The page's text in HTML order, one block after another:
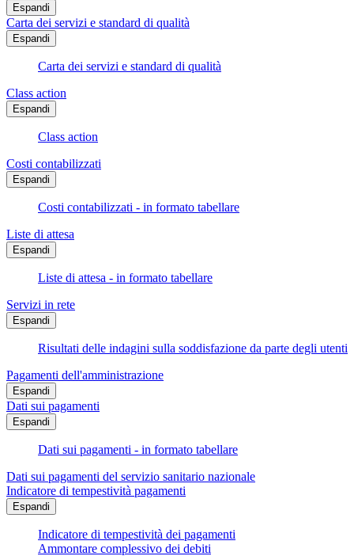
Espandi
Carta dei servizi e standard di qualità
Espandi
Carta dei servizi e standard di qualità
Class action
Espandi
Class action
Costi contabilizzati
Espandi
Costi contabilizzati - in formato tabellare
Liste di attesa
Espandi
Liste di attesa - in formato tabellare
Servizi in rete
Espandi
Risultati delle indagini sulla soddisfazione da parte degli utenti
Pagamenti dell'amministrazione
Espandi
Dati sui pagamenti
Espandi
Dati sui pagamenti - in formato tabellare
Dati sui pagamenti del servizio sanitario nazionale
Indicatore di tempestività pagamenti
Espandi
Indicatore di tempestività dei pagamenti
Ammontare complessivo dei debiti